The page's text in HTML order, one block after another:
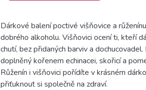
Dárkové balení poctivé višňovice a
dobrého alkoholu. Višňovici ocení ti, kteří
chutí, bez přidaných barviv a
doplněný kořenem echinacei, skořicí a
Růženín i višňovici pořídíte v krásném
přiťuknout si společně na zdraví.